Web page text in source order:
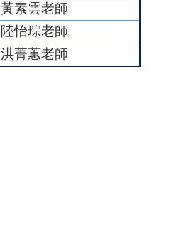
黃素雲老師
陸怡琮老師
洪菁蕙老師